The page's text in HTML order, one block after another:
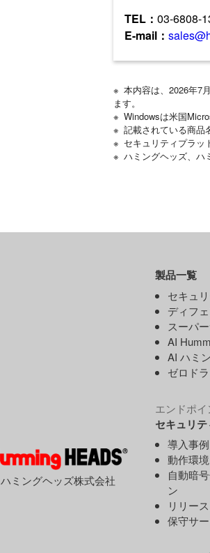
TEL： 03-6808-
E-mail：
※ 本内容は、2026年7
ます。
※ Windowsは米国
※ 記載されている商品
※ セキュリティプラッ
※ ハミングヘッズ、ハ
ハミングヘッズ株式会社
製品一覧
セキュ
ディフ
スーパ
AI
AI ハミ
ゼロド
エンドポ
セキュリテ
導入事例
動作環境
自動暗
ン
リリー
保守サ